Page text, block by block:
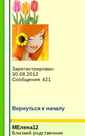
Зарегистрирован:
30.08.2012
Сообщения: 421
Вернуться к началу
МЕлена12
Близкий родственник